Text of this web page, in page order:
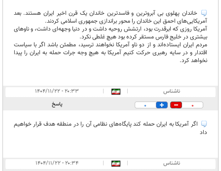
خاندان پهلوی بی آبروترین و فاسدترین خاندان یک قرن اخیر ایران هستند. بعد
آمریکایی‌های احمق این خاندان را محور براندازی جمهوری اسلامی کردند.
آمریکا روزی که ابرقدرت بود، ارتشش روحیه داشت و در دنیا وجهه‌ای داشت، و ناو‌های
بیشتری در خلیج فارس مستقر کرده بود هیچ غلطی نکرد.
مردم ایران ایستاده‌اند و از دو ناو آمریکا نخواهند ترسید، مطمئن باشد اگر با سیاست
اقتدار و در سایه رهبری حرکت کنیم آمریکا به هیچ وجه جرات حمله به ایران را پیدا
نخواهد کرد.
ناشناس |
|
۲۰:۳۳ - ۱۴۰۴/۱۱/۲۲
0
0 پاسخ
اگر آمریکا به ایران حمله کند پایگاه‌های نظامی آن را در منطقه هدف قرار خواهیم
داد
ناشناس |
|
۲۰:۳۴ - ۱۴۰۴/۱۱/۲۲